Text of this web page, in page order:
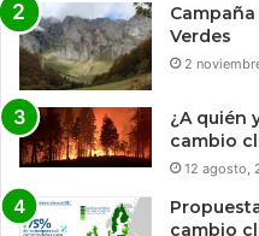
Verdes
2
¿A quién
cambio
12 agosto,
cambio